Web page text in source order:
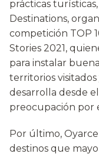
prácticas
Destinations,
competición TOP
Stories 2021,
para instalar
territorios
desarrolla desde
preocupación por
Por último,
destinos que